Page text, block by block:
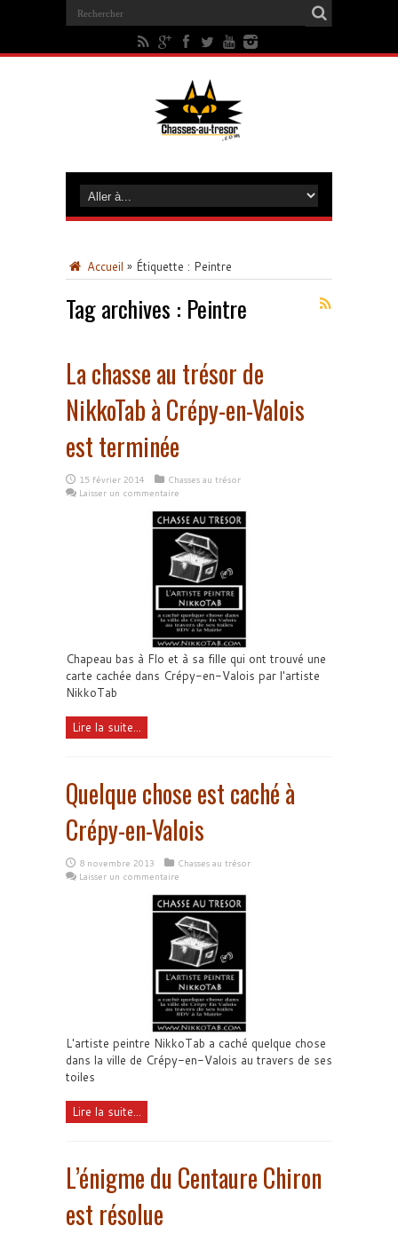
Accueil » Étiquette : Peintre
Tag archives : Peintre
La chasse au trésor de
NikkoTab à Crépy-en-Valois
est terminée
15 février 2014
Chasses au trésor
Laisser un commentaire
Chapeau bas à Flo et à sa fille qui ont trouvé une
carte cachée dans Crépy-en-Valois par l'artiste
NikkoTab
Lire la suite...
Quelque chose est caché à
Crépy-en-Valois
8 novembre 2013
Chasses au trésor
Laisser un commentaire
L'artiste peintre NikkoTab a caché quelque chose
dans la ville de Crépy-en-Valois au travers de ses
toiles
Lire la suite...
L’énigme du Centaure Chiron
est résolue